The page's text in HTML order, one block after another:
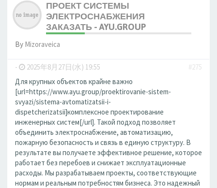
ПРОЕКТ СИСТЕМЫ
ЭЛЕКТРОСНАБЖЕНИЯ
ЗАКАЗАТЬ - AYU.GROUP
By Mizoraveica
- 2025年8月27日(水) 19:55
#275
Для крупных объектов крайне важно
[url=https://www.ayu.group/proektirovanie-sistem-
svyazi/sistema-avtomatizatsii-i-
dispetcherizatsii]комплексное проектирование
инженерных систем[/url]. Такой подход позволяет
объединить электроснабжение, автоматизацию,
пожарную безопасность и связь в единую структуру. В
результате вы получаете эффективное решение, которое
работает без перебоев и снижает эксплуатационные
расходы. Мы разрабатываем проекты, соответствующие
нормам и реальным потребностям бизнеса. Это надежный